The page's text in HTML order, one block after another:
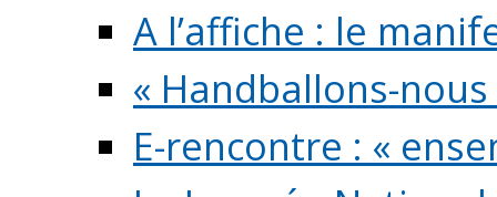
A l’affiche : le
« Handballons-
E-rencontre : «